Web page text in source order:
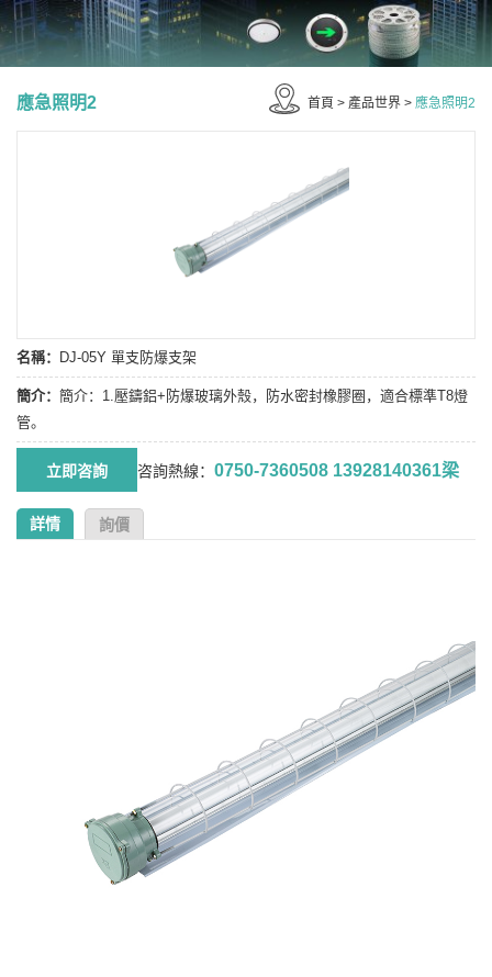
應急照明2 首頁 > 產品世界 > 應急照明2
名稱： DJ-05Y 單支防爆支架
簡介： 簡介：1.壓鑄鋁+防爆玻璃外殼，防水密封橡膠圈，適合標準T8燈
管。
咨詢熱線： 0750-7360508 13928140361梁
詳情 詢價